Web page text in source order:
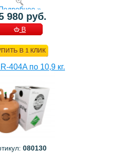
»
980 руб.
В
В 1 КЛИК
404A по 10,9 кг.
080130